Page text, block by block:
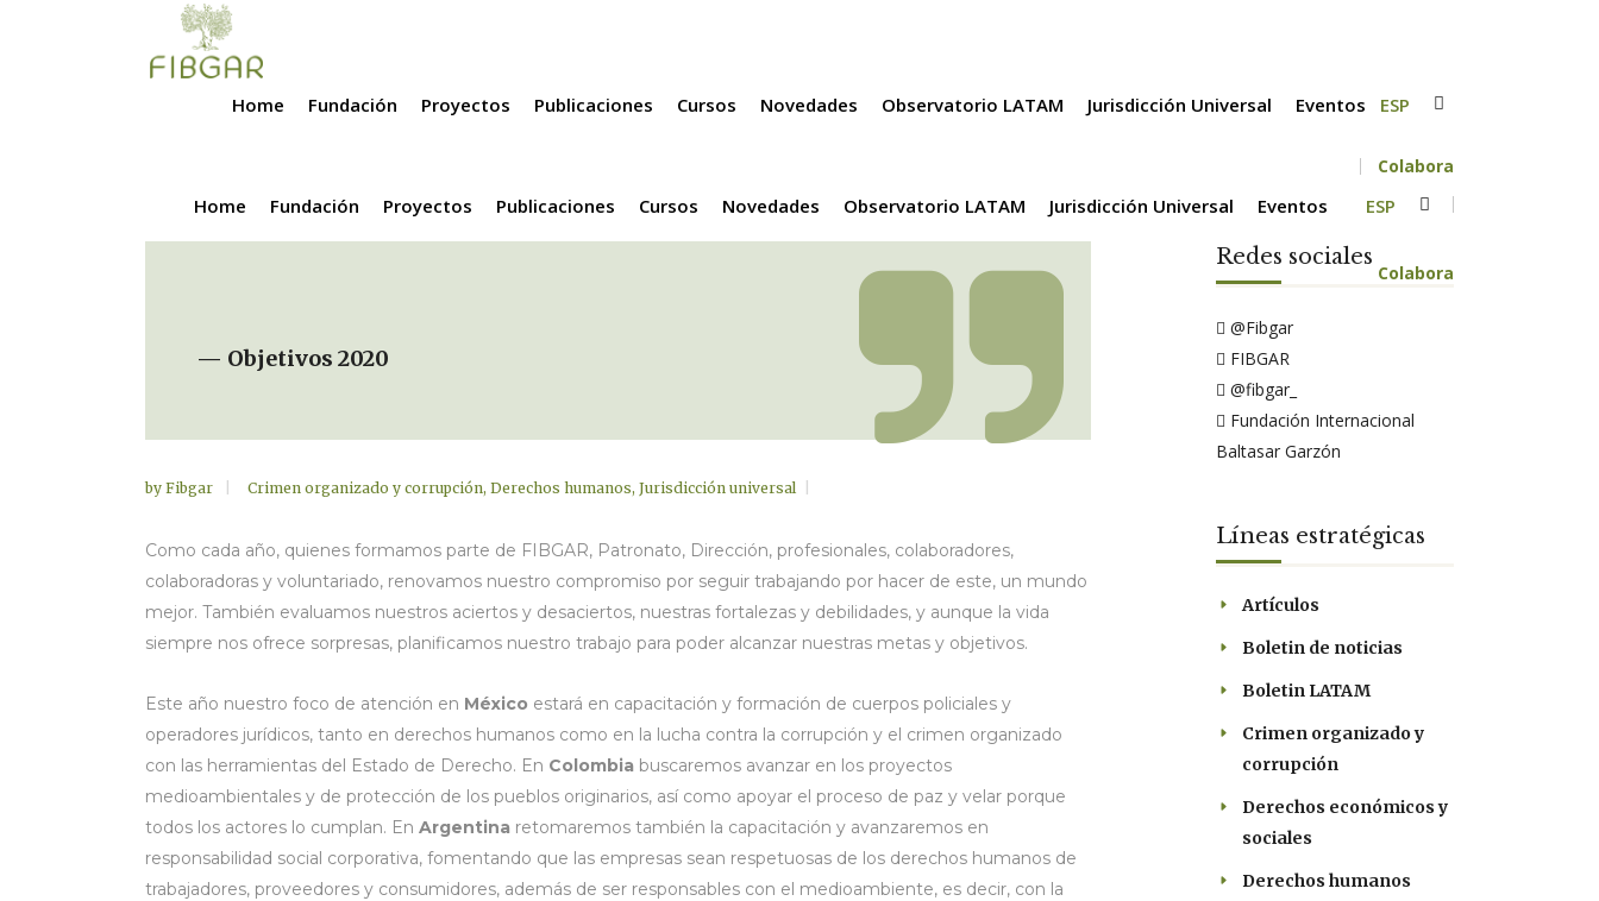
Home Fundación Proyectos Publicaciones Cursos Novedades Observatorio LATAM Jurisdicción Universal Eventos ESP
Colabora
Home Fundación Proyectos Publicaciones Cursos Novedades Observatorio LATAM Jurisdicción Universal Eventos ESP
Colabora
— Objetivos 2020
by Fibgar Crimen organizado y corrupción, Derechos humanos, Jurisdicción universal
Como cada año, quienes formamos parte de FIBGAR, Patronato, Dirección, profesionales, colaboradores,
colaboradoras y voluntariado, renovamos nuestro compromiso por seguir trabajando por hacer de este, un mundo
mejor. También evaluamos nuestros aciertos y desaciertos, nuestras fortalezas y debilidades, y aunque la vida
siempre nos ofrece sorpresas, planificamos nuestro trabajo para poder alcanzar nuestras metas y objetivos.
Este año nuestro foco de atención en México estará en capacitación y formación de cuerpos policiales y
operadores jurídicos, tanto en derechos humanos como en la lucha contra la corrupción y el crimen organizado
con las herramientas del Estado de Derecho. En Colombia buscaremos avanzar en los proyectos
medioambientales y de protección de los pueblos originarios, así como apoyar el proceso de paz y velar porque
todos los actores lo cumplan. En Argentina retomaremos también la capacitación y avanzaremos en
responsabilidad social corporativa, fomentando que las empresas sean respetuosas de los derechos humanos de
trabajadores, proveedores y consumidores, además de ser responsables con el medioambiente, es decir, con la
Redes sociales
@Fibgar
FIBGAR
@fibgar_
Fundación Internacional
Baltasar Garzón
Líneas estratégicas
Artículos
Boletin de noticias
Boletin LATAM
Crimen organizado y
corrupción
Derechos económicos y
sociales
Derechos humanos